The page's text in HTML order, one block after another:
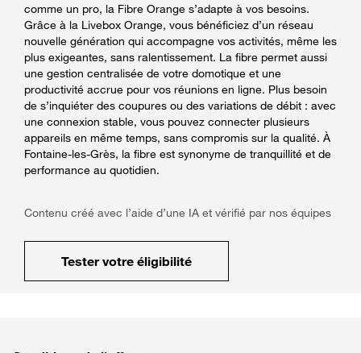
comme un pro, la Fibre Orange s’adapte à vos besoins.
Grâce à la Livebox Orange, vous bénéficiez d’un réseau
nouvelle génération qui accompagne vos activités, même les
plus exigeantes, sans ralentissement. La fibre permet aussi
une gestion centralisée de votre domotique et une
productivité accrue pour vos réunions en ligne. Plus besoin
de s’inquiéter des coupures ou des variations de débit : avec
une connexion stable, vous pouvez connecter plusieurs
appareils en même temps, sans compromis sur la qualité. À
Fontaine-les-Grès, la fibre est synonyme de tranquillité et de
performance au quotidien.
Contenu créé avec l’aide d’une IA et vérifié par nos équipes
Tester votre éligibilité